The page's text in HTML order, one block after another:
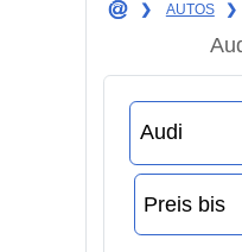
❯ AUTOS ❯